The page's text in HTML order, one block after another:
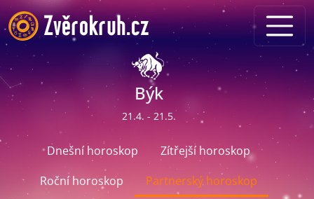
Býk
21.4. - 21.5.
Dnešní horoskop
Zítřejší horoskop
Roční horoskop
Partnerský horoskop